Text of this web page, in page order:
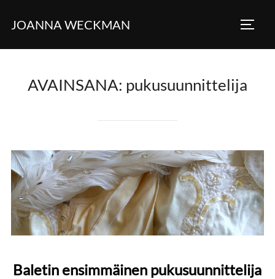
JOANNA WECKMAN
AVAINSANA: pukusuunnittelija
Baletin ensimmäinen pukusuunnittelija